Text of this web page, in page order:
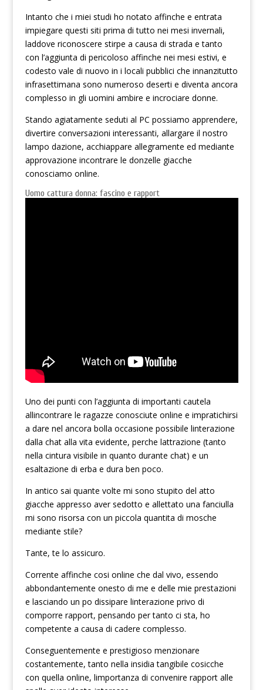
Intanto che i miei studi ho notato affinche e entrata
impiegare questi siti prima di tutto nei mesi invernali,
laddove riconoscere stirpe a causa di strada e tanto
con l’aggiunta di pericoloso affinche nei mesi estivi, e
codesto vale di nuovo in i locali pubblici che innanzitutto
infrasettimana sono numeroso deserti e diventa ancora
complesso in gli uomini ambire e incrociare donne.
Stando agiatamente seduti al PC possiamo apprendere,
divertire conversazioni interessanti, allargare il nostro
lampo dazione, acchiappare allegramente ed mediante
approvazione incontrare le donzelle giacche
conosciamo online.
Uomo cattura donna: fascino e rapport
Uno dei punti con l’aggiunta di importanti cautela
allincontrare le ragazze conosciute online e impratichirsi
a dare nel ancora bolla occasione possibile linterazione
dalla chat alla vita evidente, perche lattrazione (tanto
nella cintura visibile in quanto durante chat) e un
esaltazione di erba e dura ben poco.
In antico sai quante volte mi sono stupito del atto
giacche appresso aver sedotto e allettato una fanciulla
mi sono risorsa con un piccola quantita di mosche
mediante stile?
Tante, te lo assicuro.
Corrente affinche cosi online che dal vivo, essendo
abbondantemente onesto di me e delle mie prestazioni
e lasciando un po dissipare linterazione privo di
comporre rapport, pensando per tanto ci sta, ho
competente a causa di cadere complesso.
Conseguentemente e prestigioso menzionare
costantemente, tanto nella insidia tangibile cosicche
con quella online, limportanza di convenire rapport alle